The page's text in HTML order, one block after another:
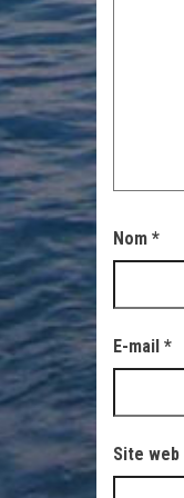
Nom *
E-mail *
Site web